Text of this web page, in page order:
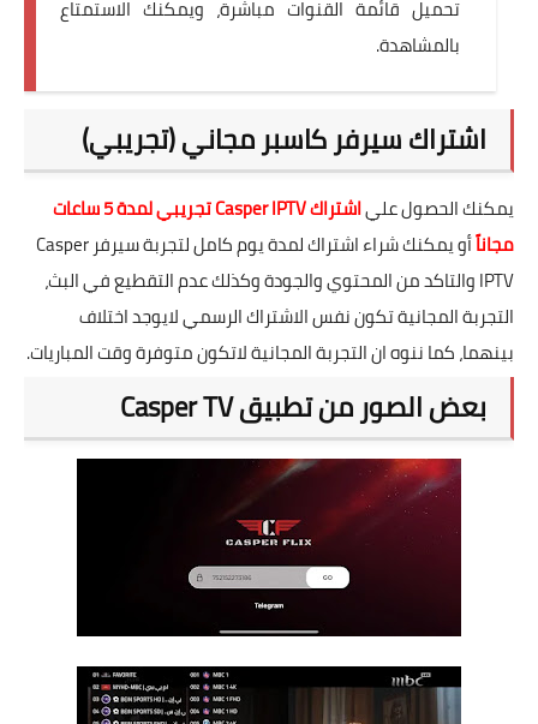
تحميل قائمة القنوات مباشرة، ويمكنك الاستمتاع
بالمشاهدة.
اشتراك سيرفر كاسبر مجاني (تجريبي)
يمكنك الحصول علي
اشتراك Casper IPTV تجريبي لمدة 5 ساعات
مجاناً
أو يمكنك شراء اشتراك لمدة يوم كامل لتجربة سيرفر Casper
IPTV والتاكد من المحتوي والجودة وكذلك عدم التقطيع في البث،
التجربة المجانية تكون نفس الاشتراك الرسمي لايوجد اختلاف
بينهما، كما ننوه ان التجربة المجانية لاتكون متوفرة وقت المباريات.
بعض الصور من تطبيق Casper TV